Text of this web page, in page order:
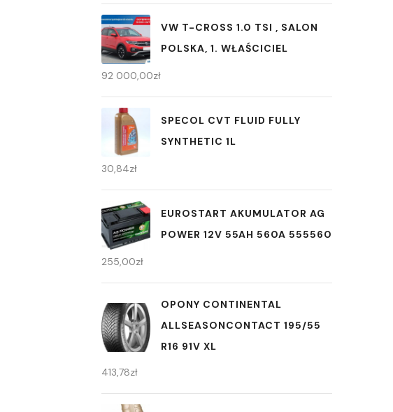
VW T-CROSS 1.0 TSI , SALON
POLSKA, 1. WŁAŚCICIEL
92 000,00zł
SPECOL CVT FLUID FULLY
SYNTHETIC 1L
30,84zł
EUROSTART AKUMULATOR AG
POWER 12V 55AH 560A 555560
255,00zł
OPONY CONTINENTAL
ALLSEASONCONTACT 195/55
R16 91V XL
413,78zł